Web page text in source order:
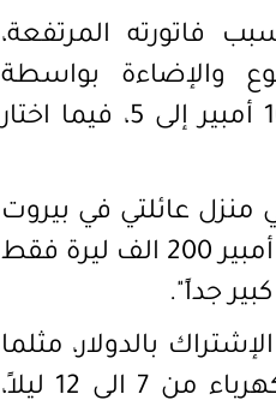
فاتورته المرتفعة،
والإضاءة بواسطة
البطاريات، وهناك من اضطر إلى خفض الإشتراك من 10 أمبير إلى 5، فيما اختار
عاماً): "بلغت كلفة إشتراك 5 أمبير في منزل عائلتي في بيروت
بين مليون ومليون و100 ألف شهرياً، فيما كانت كلفة الـ10 أمبير 200 الف ليرة فقط
جداً".
بالدولار، مثلما
يحصل في منزلها الكائن في عرمون، مقابل 6 ساعات كهرباء من 7 الى 12 ليلاً،